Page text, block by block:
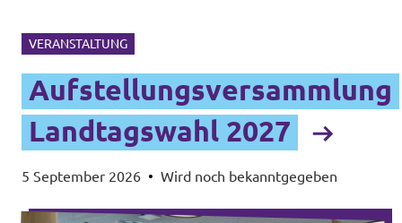
VERANSTALTUNG
Aufstellungsversammlung
Landtagswahl 2027
5 September 2026 • Wird noch bekanntgegeben